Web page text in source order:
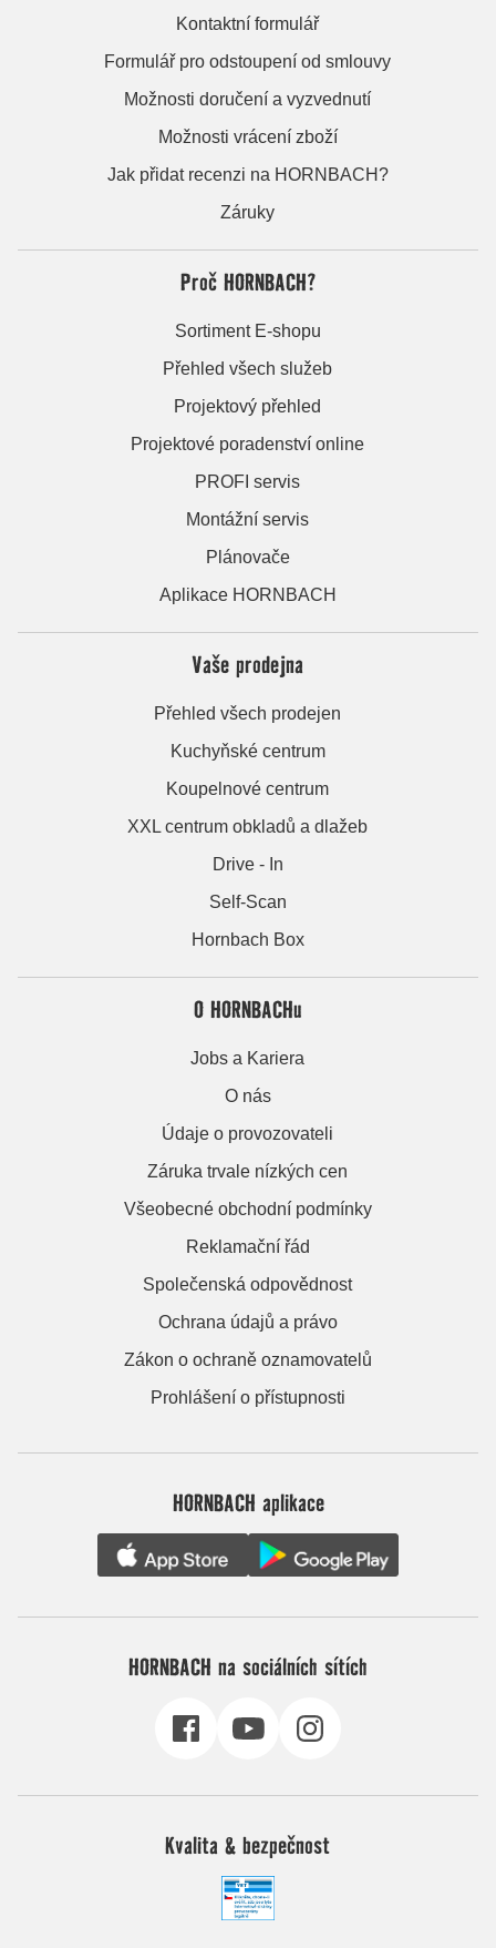
Kontaktní formulář
Formulář pro odstoupení od smlouvy
Možnosti doručení a vyzvednutí
Možnosti vrácení zboží
Jak přidat recenzi na HORNBACH?
Záruky
Proč HORNBACH?
Sortiment E-shopu
Přehled všech služeb
Projektový přehled
Projektové poradenství online
PROFI servis
Montážní servis
Plánovače
Aplikace HORNBACH
Vaše prodejna
Přehled všech prodejen
Kuchyňské centrum
Koupelnové centrum
XXL centrum obkladů a dlažeb
Drive - In
Self-Scan
Hornbach Box
O HORNBACHu
Jobs a Kariera
O nás
Údaje o provozovateli
Záruka trvale nízkých cen
Všeobecné obchodní podmínky
Reklamační řád
Společenská odpovědnost
Ochrana údajů a právo
Zákon o ochraně oznamovatelů
Prohlášení o přístupnosti
HORNBACH aplikace
HORNBACH na sociálních sítích
Kvalita & bezpečnost